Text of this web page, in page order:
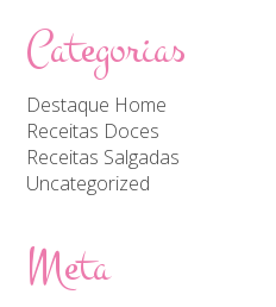
Categorias
Destaque Home
Receitas Doces
Receitas Salgadas
Uncategorized
Meta